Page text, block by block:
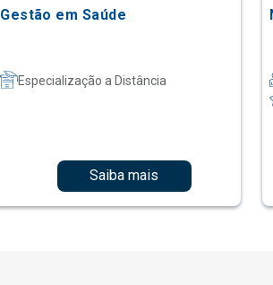
Gestão em Saúde
Especialização a Distância
Saiba mais